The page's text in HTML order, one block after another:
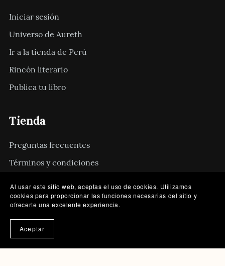
Iniciar sesión
Universo de Aureth
Ir a la tienda de Perú
Rincón literario
Publica tu libro
Tienda
Preguntas frecuentes
Términos y condiciones
Contacto
Al usar este sitio web, aceptas el uso de cookies. Utilizamos
cookies para proporcionar las funciones necesarias del sitio y
ofrecerte una excelente experiencia.
Aceptar